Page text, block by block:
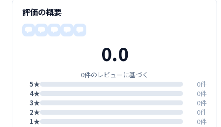
評価の概要
0.0
0件のレビューに基づく
5★
0件
4★
0件
3★
0件
2★
0件
1★
0件